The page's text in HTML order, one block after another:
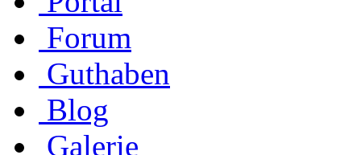
Forum
Guthaben
Blog
Galerie